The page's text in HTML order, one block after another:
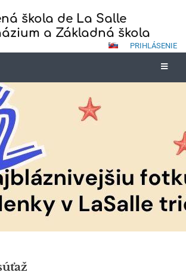
škola de La Salle
a Základná škola
PRIHLÁSENIE